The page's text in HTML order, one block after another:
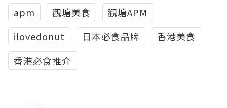
apm
觀塘美食
觀塘APM
ilovedonut
日本必食品牌
香港美食
香港必食推介